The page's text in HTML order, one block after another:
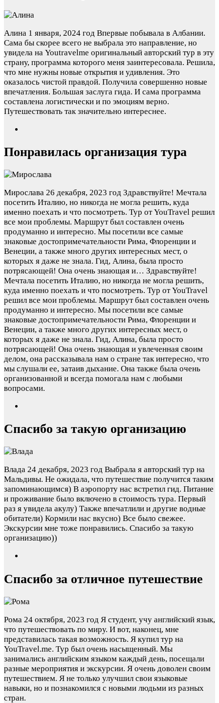
Алина 1 января, 2024 год Впервые побывала в Албании.
Сама бы скорее всего не выбрала это направление, но
увидела на Youtravelme оригинальный авторский тур в эту
страну, программа которого меня заинтересовала. Решила,
что мне нужны новые открытия и удивления. Это
оказалось чистой правдой. Получила совершенно новые
впечатления. Большая заслуга гида. И сама программа
составлена логистически и по эмоциям верно.
Путешествовать так значительно интереснее.
Понравилась организация тура
Мирослава 26 декабря, 2023 год Здравствуйте! Мечтала
посетить Италию, но никогда не могла решить, куда
именно поехать и что посмотреть. Тур от YouTravel решил
все мои проблемы. Маршрут был составлен очень
продуманно и интересно. Мы посетили все самые
знаковые достопримечательности Рима, Флоренции и
Венеции, а также много других интересных мест, о
которых я даже не знала. Гид, Алина, была просто
потрясающей! Она очень знающая и… Здравствуйте!
Мечтала посетить Италию, но никогда не могла решить,
куда именно поехать и что посмотреть. Тур от YouTravel
решил все мои проблемы. Маршрут был составлен очень
продуманно и интересно. Мы посетили все самые
знаковые достопримечательности Рима, Флоренции и
Венеции, а также много других интересных мест, о
которых я даже не знала. Гид, Алина, была просто
потрясающей! Она очень знающая и увлеченная своим
делом, она рассказывала нам о стране так интересно, что
мы слушали ее, затаив дыхание. Она также была очень
организованной и всегда помогала нам с любыми
вопросами.
Спасибо за такую организацию
Влада 24 декабря, 2023 год Выбрала я авторский тур на
Мальдивы. Не ожидала, что путешествие получится таким
запоминающимся) В аэропорту нас встретил гид. Питание
и проживание было включено в стоимость тура. Первый
раз я увидела акулу) Также впечатлили и другие водные
обитатели) Кормили нас вкусно) Все было свежее.
Экскурсии мне тоже понравились. Спасибо за такую
организацию))
Спасибо за отличное путешествие
Рома 24 октября, 2023 год Я студент, учу английский язык,
что путешествовать по миру. И вот, наконец, мне
представилась такая возможность. Я купил тур на
YouTravel.me. Тур был очень насыщенный. Мы
занимались английским языком каждый день, посещали
разные мероприятия и экскурсии. Я очень доволен своим
путешествием. Я не только улучшил свои языковые
навыки, но и познакомился с новыми людьми из разных
стран.